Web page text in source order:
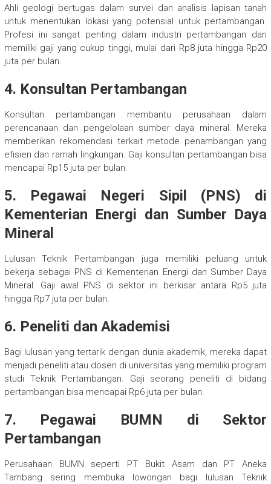
Ahli geologi bertugas dalam survei dan analisis lapisan tanah
untuk menentukan lokasi yang potensial untuk pertambangan.
Profesi ini sangat penting dalam industri pertambangan dan
memiliki gaji yang cukup tinggi, mulai dari Rp8 juta hingga Rp20
juta per bulan.
4. Konsultan Pertambangan
Konsultan pertambangan membantu perusahaan dalam
perencanaan dan pengelolaan sumber daya mineral. Mereka
memberikan rekomendasi terkait metode penambangan yang
efisien dan ramah lingkungan. Gaji konsultan pertambangan bisa
mencapai Rp15 juta per bulan.
5. Pegawai Negeri Sipil (PNS) di
Kementerian Energi dan Sumber Daya
Mineral
Lulusan Teknik Pertambangan juga memiliki peluang untuk
bekerja sebagai PNS di Kementerian Energi dan Sumber Daya
Mineral. Gaji awal PNS di sektor ini berkisar antara Rp5 juta
hingga Rp7 juta per bulan.
6. Peneliti dan Akademisi
Bagi lulusan yang tertarik dengan dunia akademik, mereka dapat
menjadi peneliti atau dosen di universitas yang memiliki program
studi Teknik Pertambangan. Gaji seorang peneliti di bidang
pertambangan bisa mencapai Rp6 juta per bulan.
7. Pegawai BUMN di Sektor
Pertambangan
Perusahaan BUMN seperti PT Bukit Asam dan PT Aneka
Tambang sering membuka lowongan bagi lulusan Teknik